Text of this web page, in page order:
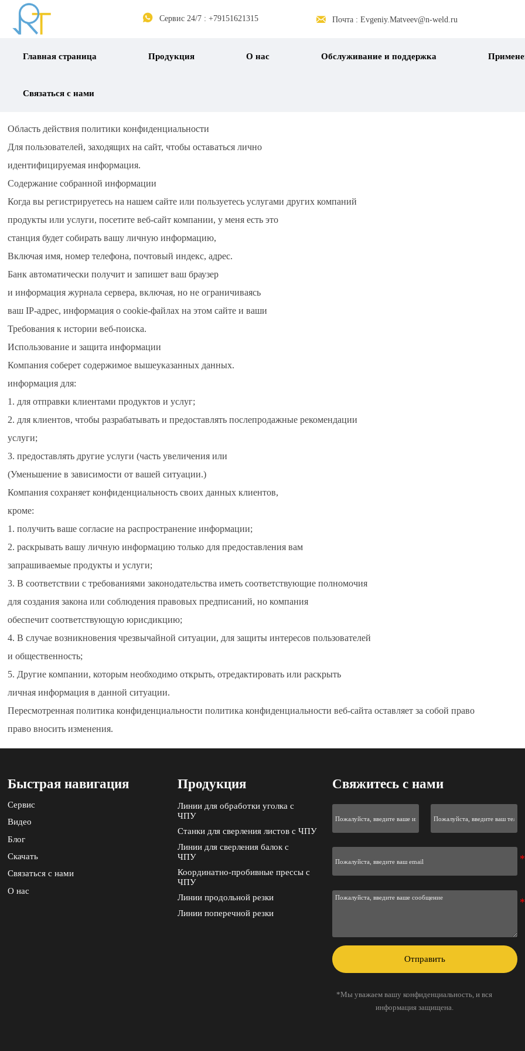
 Сервис 24/7 : +79151621315  Почта : Evgeniy.Matveev@n-weld.ru
Главная страница Продукция О нас Обслуживание и поддержка
Связаться с нами
Область действия политики конфиденциальности
Для пользователей, заходящих на сайт, чтобы оставаться лично
идентифицируемая информация.
Содержание собранной информации
Когда вы регистрируетесь на нашем сайте или пользуетесь услугами других компаний
продукты или услуги, посетите веб-сайт компании, у меня есть это
станция будет собирать вашу личную информацию,
Включая имя, номер телефона, почтовый индекс, адрес.
Банк автоматически получит и запишет ваш браузер
и информация журнала сервера, включая, но не ограничиваясь
ваш IP-адрес, информация о cookie-файлах на этом сайте и ваши
Требования к истории веб-поиска.
Использование и защита информации
Компания соберет содержимое вышеуказанных данных.
информация для:
1. для отправки клиентами продуктов и услуг;
2. для клиентов, чтобы разрабатывать и предоставлять послепродажные рекомендации
услуги;
3. предоставлять другие услуги (часть увеличения или
(Уменьшение в зависимости от вашей ситуации.)
Компания сохраняет конфиденциальность своих данных клиентов,
кроме:
1. получить ваше согласие на распространение информации;
2. раскрывать вашу личную информацию только для предоставления вам
запрашиваемые продукты и услуги;
3. В соответствии с требованиями законодательства иметь соответствующие полномочия
для создания закона или соблюдения правовых предписаний, но компания
обеспечит соответствующую юрисдикцию;
4. В случае возникновения чрезвычайной ситуации, для защиты интересов пользователей
и общественность;
5. Другие компании, которым необходимо открыть, отредактировать или раскрыть
личная информация в данной ситуации.
Пересмотренная политика конфиденциальности политика конфиденциальности веб-сайта оставляет за собой право
право вносить изменения.
Быстрая навигация
Сервис
Видео
Блог
Скачать
Связаться с нами
О нас
Продукция
Линии для обработки уголка с
ЧПУ
Станки для сверления листов с ЧПУ
Линии для сверления балок с
ЧПУ
Координатно-пробивные прессы с
ЧПУ
Линии продольной резки
Линии поперечной резки
Свяжитесь с нами
Отправить
*Мы уважаем вашу конфиденциальность, и вся
информация защищена.